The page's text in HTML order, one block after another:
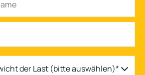
der Last (bitte auswählen)*